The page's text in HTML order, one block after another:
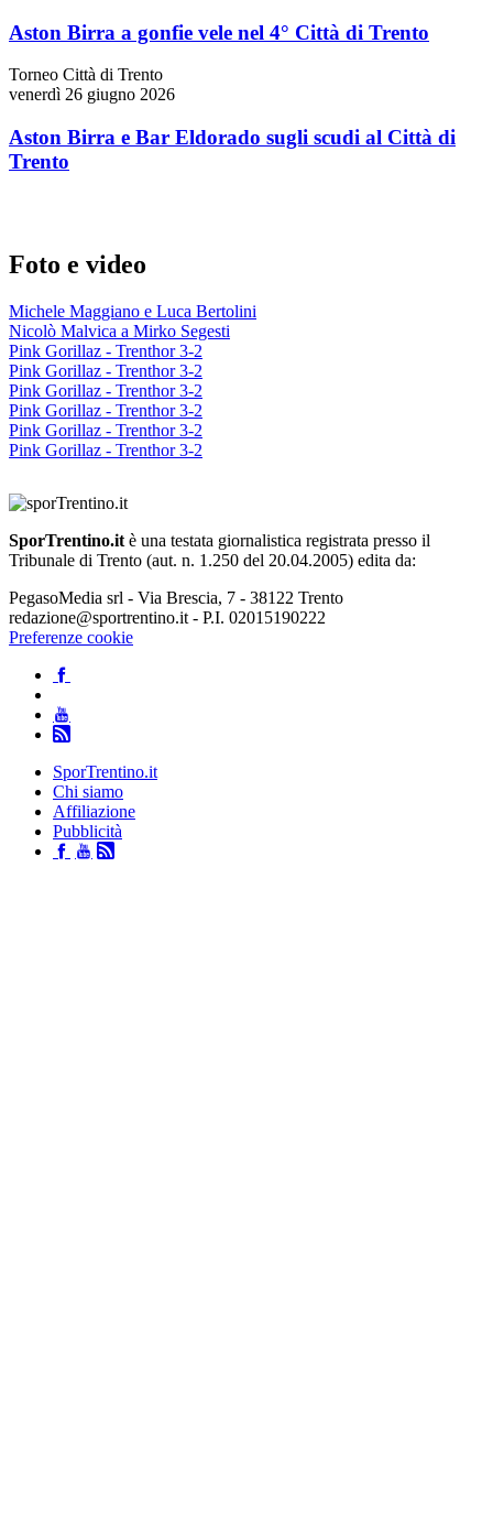
Aston Birra a gonfie vele nel 4° Città di Trento
Torneo Città di Trento
venerdì 26 giugno 2026
Aston Birra e Bar Eldorado sugli scudi al Città di
Trento
Foto e video
Michele Maggiano e Luca Bertolini
Nicolò Malvica a Mirko Segesti
Pink Gorillaz - Trenthor 3-2
Pink Gorillaz - Trenthor 3-2
Pink Gorillaz - Trenthor 3-2
Pink Gorillaz - Trenthor 3-2
Pink Gorillaz - Trenthor 3-2
Pink Gorillaz - Trenthor 3-2
SporTrentino.it è una testata giornalistica registrata presso il
Tribunale di Trento (aut. n. 1.250 del 20.04.2005) edita da:
PegasoMedia srl - Via Brescia, 7 - 38122 Trento
redazione@sportrentino.it - P.I. 02015190222
Preferenze cookie
SporTrentino.it
Chi siamo
Affiliazione
Pubblicità